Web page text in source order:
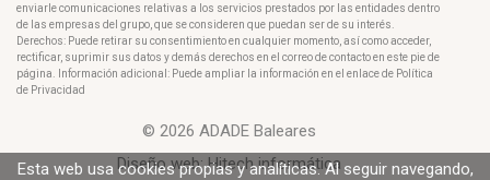
enviarle comunicaciones relativas a los servicios prestados por las entidades dentro
de las empresas del grupo, que se consideren que puedan ser de su interés.
Derechos: Puede retirar su consentimiento en cualquier momento, así como acceder,
rectificar, suprimir sus datos y demás derechos en el correo de contacto en este pie de
página. Información adicional: Puede ampliar la información en el enlace de Política
de Privacidad
© 2026 ADADE Baleares
Diseño web:Hitech informática
Esta web usa cookies propias y analíticas. Al seguir navegando,